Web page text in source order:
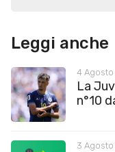
Leggi anche
4 Agosto
La
n°10
3